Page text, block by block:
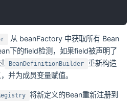
从 beanFactory 中获取所有 Bean
下的field检测，如果field被声明了
BeanDefinitionBuilder 重新构造
并为成员变量赋值。
将新定义的Bean重新注册到